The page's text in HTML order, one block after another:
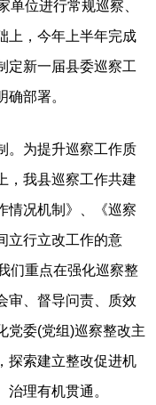
单位进行常规巡察、
上，今年上半年完成
定新一届县委巡察工
部署。
为提升巡察工作质
，我县巡察工作共建
情况机制》、《巡察
立行立改工作的意
们重点在强化巡察整
审、督导问责、质效
党委(党组)巡察整改主
探索建立整改促进机
理有机贯通。